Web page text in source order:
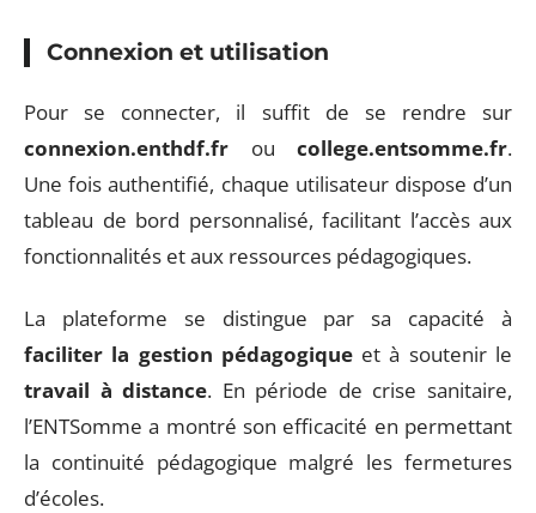
Connexion et utilisation
Pour se connecter, il suffit de se rendre sur
connexion.enthdf.fr ou college.entsomme.fr.
Une fois authentifié, chaque utilisateur dispose d’un
tableau de bord personnalisé, facilitant l’accès aux
fonctionnalités et aux ressources pédagogiques.
La plateforme se distingue par sa capacité à
faciliter la gestion pédagogiqueet à soutenir le
travail à distance. En période de crise sanitaire,
l’ENTSomme a montré son efficacité en permettant
la continuité pédagogique malgré les fermetures
d’écoles.